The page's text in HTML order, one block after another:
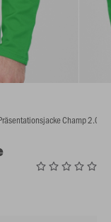
Champ 2.0